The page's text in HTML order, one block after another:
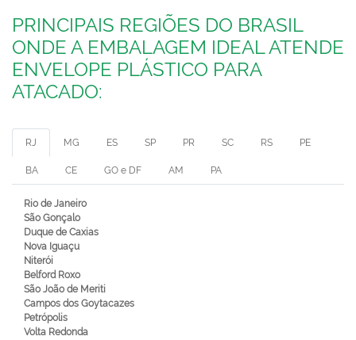
PRINCIPAIS REGIÕES DO BRASIL
ONDE A EMBALAGEM IDEAL ATENDE
ENVELOPE PLÁSTICO PARA
ATACADO:
RJ MG ES SP PR SC RS PE
BA CE GO e DF AM PA
Rio de Janeiro
São Gonçalo
Duque de Caxias
Nova Iguaçu
Niterói
Belford Roxo
São João de Meriti
Campos dos Goytacazes
Petrópolis
Volta Redonda